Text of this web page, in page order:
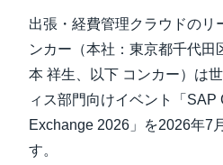
出張・経費管理クラウドのリ
ンカー（本社：東京都千代田
本 祥生、以下 コンカー）は
ィス部門向けイベント「SAP
Exchange 2026」を2026年7
す。